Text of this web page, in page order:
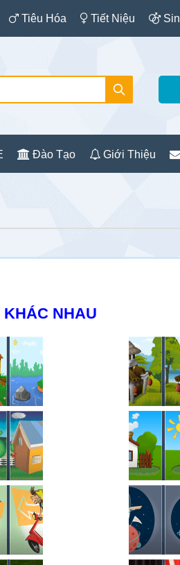
Tiêu Hóa Tiết Niệu
Đào Tạo Giới Thiệu
NHAU